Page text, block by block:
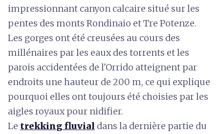
impressionnant canyon calcaire situé sur les
pentes des monts Rondinaio et Tre Potenze.
Les gorges ont été creusées au cours des
millénaires par les eaux des torrents et les
parois accidentées de l'Orrido atteignent par
endroits une hauteur de 200 m, ce qui explique
pourquoi elles ont toujours été choisies par les
aigles royaux pour nidifier.
Le trekking fluvial dans la dernière partie du